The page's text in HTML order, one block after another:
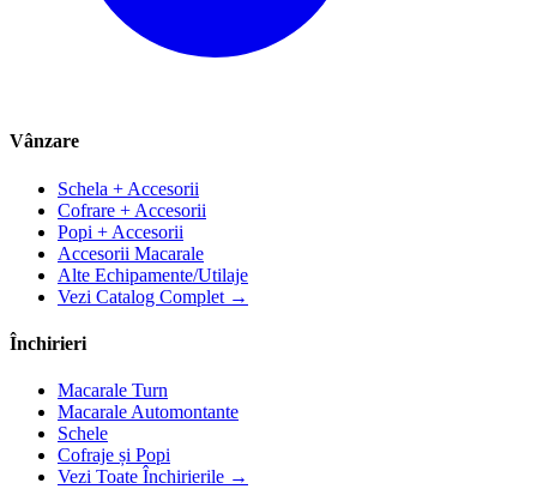
Vânzare
Schela + Accesorii
Cofrare + Accesorii
Popi + Accesorii
Accesorii Macarale
Alte Echipamente/Utilaje
Vezi Catalog Complet →
Închirieri
Macarale Turn
Macarale Automontante
Schele
Cofraje și Popi
Vezi Toate Închirierile →